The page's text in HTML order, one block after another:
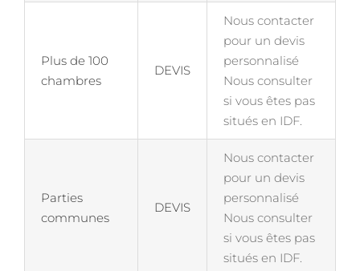
Plus de 100
chambres
DEVIS
Nous contacter
pour un devis
personnalisé
Nous consulter
si vous êtes pas
situés en IDF.
Parties
communes
DEVIS
Nous contacter
pour un devis
personnalisé
Nous consulter
si vous êtes pas
situés en IDF.